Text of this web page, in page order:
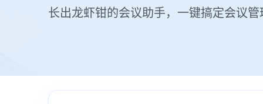
长出龙虾钳的会议助手，一键搞定会议管